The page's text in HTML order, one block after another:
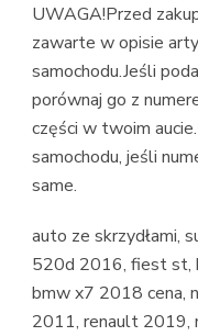
UWAGA!Przed
zawarte w opisie
samochodu.Jeśli
porównaj go z
części w twoim
samochodu, jeśli
same.
auto ze skrzydłami,
520d 2016, fiest st,
bmw x7 2018 cena,
2011, renault 2019,